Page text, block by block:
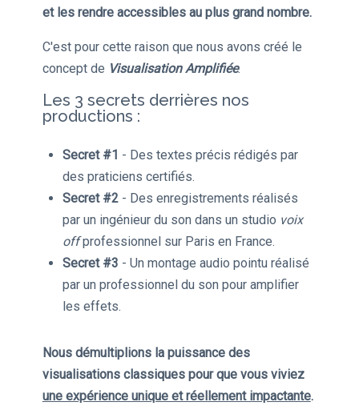
et les rendre accessibles au plus grand nombre.
C'est pour cette raison que nous avons créé le
concept de Visualisation Amplifiée.
Les 3 secrets derrières nos
productions :
Secret #1 - Des textes précis rédigés par
des praticiens certifiés.
Secret #2- Des enregistrements réalisés
par un ingénieur du son dans un studio voix
offprofessionnel sur Paris en France.
Secret #3 - Un montage audio pointu réalisé
par un professionnel du son pour amplifier
les effets.
Nous démultiplions la puissance des
visualisations classiques pour que vous viviez
une expérience unique et réellement impactante.